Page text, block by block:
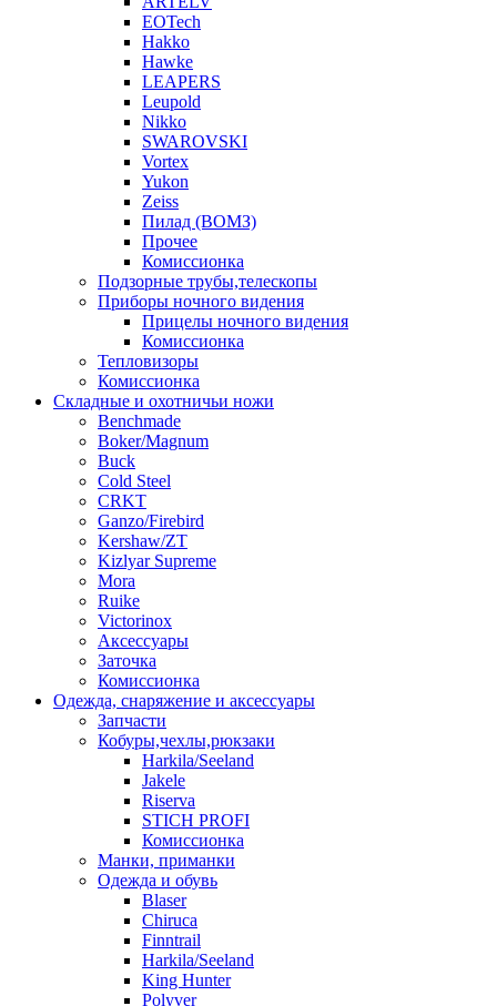
EOTech
Hakko
Hawke
LEAPERS
Leupold
Nikko
SWAROVSKI
Vortex
Yukon
Zeiss
Пилад (ВОМЗ)
Прочее
Комиссионка
Подзорные трубы,телескопы
Приборы ночного видения
Прицелы ночного видения
Комиссионка
Тепловизоры
Комиссионка
Складные и охотничьи ножи
Benchmade
Boker/Magnum
Buck
Cold Steel
CRKT
Ganzo/Firebird
Kershaw/ZT
Kizlyar Supreme
Mora
Ruike
Victorinox
Аксессуары
Заточка
Комиссионка
Одежда, снаряжение и аксессуары
Запчасти
Кобуры,чехлы,рюкзаки
Harkila/Seeland
Jakele
Riserva
STICH PROFI
Комиссионка
Манки, приманки
Одежда и обувь
Blaser
Chiruca
Finntrail
Harkila/Seeland
King Hunter
Polyver